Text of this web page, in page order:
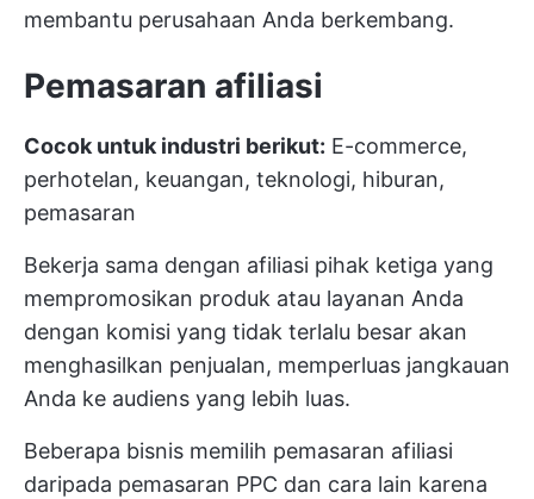
membantu perusahaan Anda berkembang.
Pemasaran afiliasi
Cocok untuk industri berikut: E-commerce,
perhotelan, keuangan, teknologi, hiburan,
pemasaran
Bekerja sama dengan afiliasi pihak ketiga yang
mempromosikan produk atau layanan Anda
dengan komisi yang tidak terlalu besar akan
menghasilkan penjualan, memperluas jangkauan
Anda ke audiens yang lebih luas.
Beberapa bisnis memilih pemasaran afiliasi
daripada pemasaran PPC dan cara lain karena